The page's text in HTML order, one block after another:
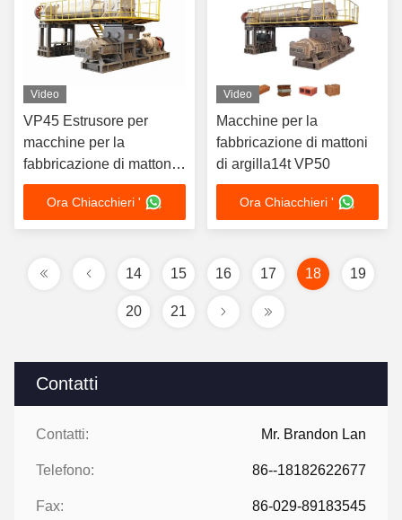
Contatti
Contatti: Mr. Brandon Lan
Telefono: 86--18182622677
Fax: 86-029-89183545
Video
VP45 Estrusore per
macchine per la
fabbricazione di mattoni
di argilla di capacità
media 7-20m3/m
Ora Chiacchieri '
Video
Macchine per la
fabbricazione di mattoni
di argilla14t VP50
Ora Chiacchieri '
14 15 16 17 18 19
20 21